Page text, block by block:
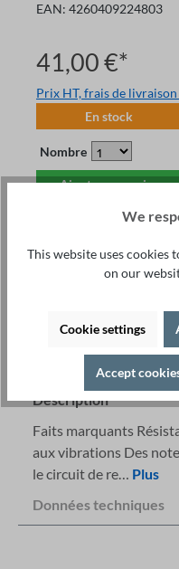
EAN: 4260409224803
41,00 €*
Prix HT, frais de livraison
En stock
Nombre
Ajouter au panier
Détails Service
Description
Faits marquants
aux vibrations Des
le circuit de re… Plus
Données techniques
We
This website uses cookies
on our
Cookie settings
Accept